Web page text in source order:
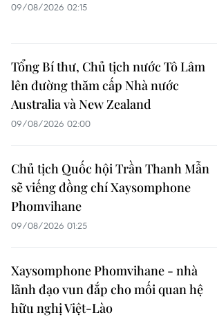
09/08/2026 02:15
Tổng Bí thư, Chủ tịch nước Tô Lâm
lên đường thăm cấp Nhà nước
Australia và New Zealand
09/08/2026 02:00
Chủ tịch Quốc hội Trần Thanh Mẫn
sẽ viếng đồng chí Xaysomphone
Phomvihane
09/08/2026 01:25
Xaysomphone Phomvihane - nhà
lãnh đạo vun đắp cho mối quan hệ
hữu nghị Việt-Lào